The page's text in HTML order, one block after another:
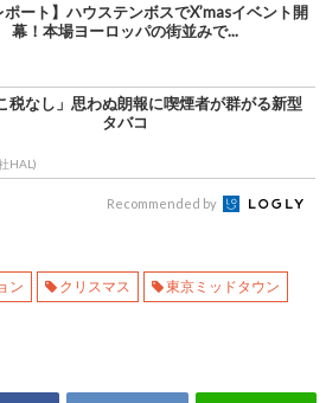
ポート】ハウステンボスでX’masイベント開
幕！本場ヨーロッパの街並みで...
税なし」思わぬ朗報に喫煙者が群がる新型
タバコ
HAL)
Recommended by
ン クリスマス 東京ミッドタウン